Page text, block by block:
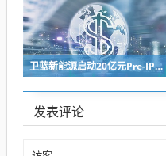
卫蓝新能源启动20亿元Pre-IPO轮融资 冲刺2027年创业板上市
发表评论